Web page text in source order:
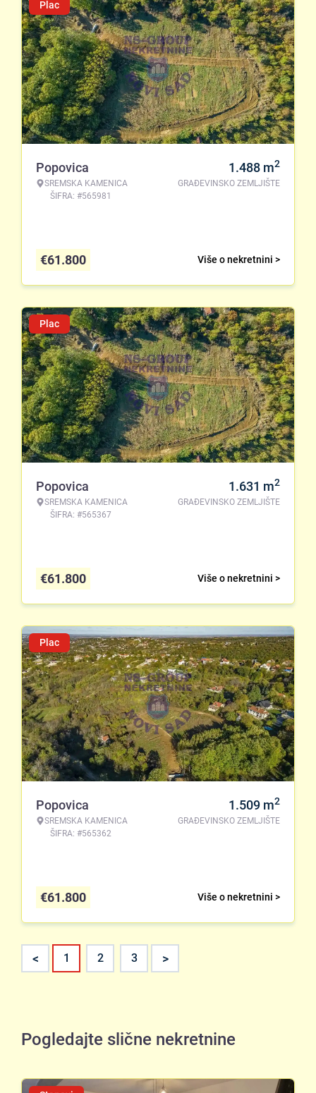
Plac
Popovica
SREMSKA KAMENICA
ŠIFRA: #565981
1.488 m2
GRAĐEVINSKO ZEMLJIŠTE
Više o nekretnini >
€61.800
Plac
Popovica
SREMSKA KAMENICA
ŠIFRA: #565367
1.631 m2
GRAĐEVINSKO ZEMLJIŠTE
Više o nekretnini >
€61.800
Plac
Popovica
SREMSKA KAMENICA
ŠIFRA: #565362
1.509 m2
GRAĐEVINSKO ZEMLJIŠTE
Više o nekretnini >
€61.800
< 1 2 3 >
Pogledajte slične nekretnine